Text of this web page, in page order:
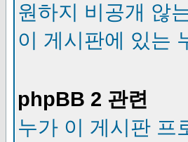
원하지 비공개 않
이 게시판에 있는
phpBB 2 관련
누가 이 게시판 프